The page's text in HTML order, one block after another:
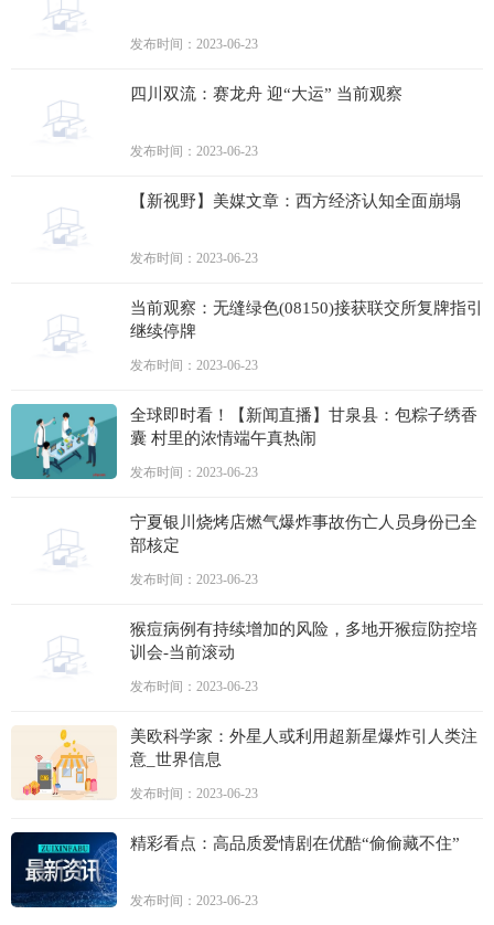
发布时间：2023-06-23
四川双流：赛龙舟 迎“大运” 当前观察
发布时间：2023-06-23
【新视野】美媒文章：西方经济认知全面崩塌
发布时间：2023-06-23
当前观察：无缝绿色(08150)接获联交所复牌指引
继续停牌
发布时间：2023-06-23
全球即时看！【新闻直播】甘泉县：包粽子绣香
囊 村里的浓情端午真热闹
发布时间：2023-06-23
宁夏银川烧烤店燃气爆炸事故伤亡人员身份已全
部核定
发布时间：2023-06-23
猴痘病例有持续增加的风险，多地开猴痘防控培
训会-当前滚动
发布时间：2023-06-23
美欧科学家：外星人或利用超新星爆炸引人类注
意_世界信息
发布时间：2023-06-23
精彩看点：高品质爱情剧在优酷“偷偷藏不住”
发布时间：2023-06-23